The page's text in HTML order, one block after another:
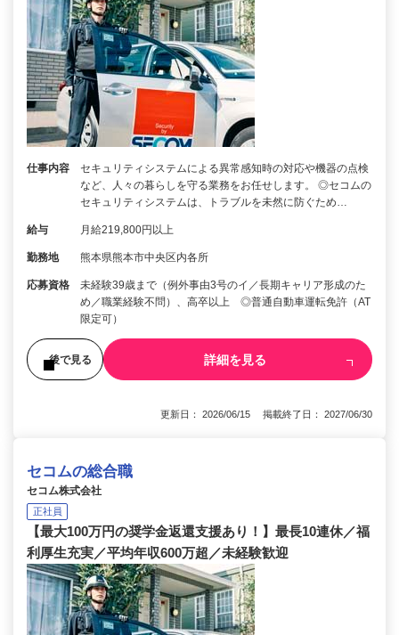
仕事内容
セキュリティシステムによる異常感知時の対応や機器の点検
など、人々の暮らしを守る業務をお任せします。 ◎セコムの
セキュリティシステムは、トラブルを未然に防ぐため…
給与 月給219,800円以上
勤務地 熊本県熊本市中央区内各所
応募資格
未経験39歳まで（例外事由3号のイ／長期キャリア形成のた
め／職業経験不問）、高卒以上 ◎普通自動車運転免許（AT
限定可）
後で見る 詳細を見る
更新日： 2026/06/15 掲載終了日： 2027/06/30
セコムの総合職
セコム株式会社
正社員
【最大100万円の奨学金返還支援あり！】最長10連休／福
利厚生充実／平均年収600万超／未経験歓迎